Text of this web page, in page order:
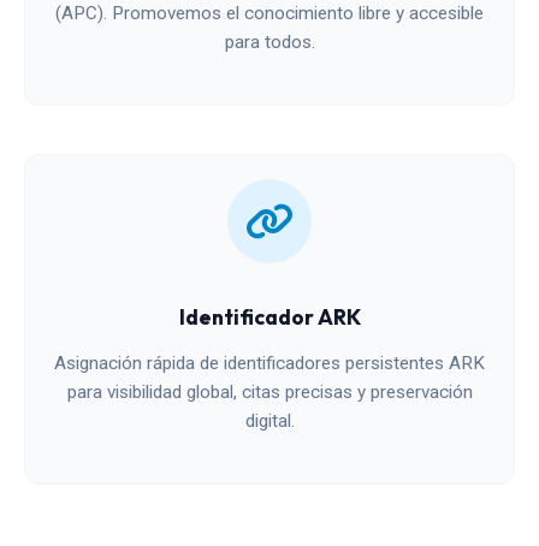
(APC). Promovemos el conocimiento libre y accesible
para todos.
Identificador ARK
Asignación rápida de identificadores persistentes ARK
para visibilidad global, citas precisas y preservación
digital.